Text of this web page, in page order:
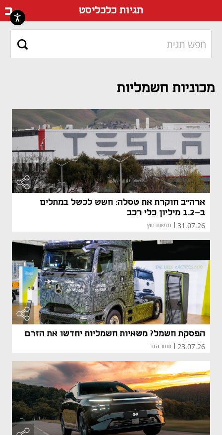
תגיות כלכליסט
מכוניות חשמליות
ארה"ב חוקרת את טסלה: חשש לכשל במתלים
ב-1.2 מיליון כלי רכב
31.07.26 חדשות חוץ
הפסקת חשמל? משאיות חשמליות יחדשו את הזרם
23.07.26 תומר הדר